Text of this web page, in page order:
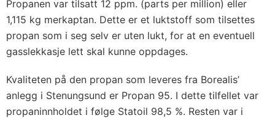
Propanen var tilsatt 12 ppm. (parts per million) eller
1,115 kg merkaptan. Dette er et luktstoff som tilsettes
propan som i seg selv er uten lukt, for at en eventuell
gasslekkasje lett skal kunne oppdages.
Kvaliteten på den propan som leveres fra Borealis’
anlegg i Stenungsund er Propan 95. I dette tilfellet var
propaninnholdet i følge Statoil 98,5 %. Resten var i